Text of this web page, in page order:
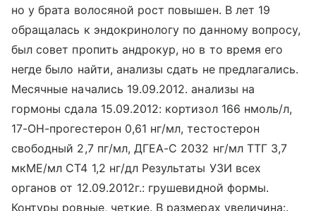
но у брата волосяной рост повышен. В лет 19
обращалась к эндокринологу по данному вопросу,
был совет пропить андрокур, но в то время его
негде было найти, анализы сдать не предлагались.
Месячные начались 19.09.2012. анализы на
гормоны сдала 15.09.2012: кортизол 166 нмоль/л,
17-ОН-прогестерон 0,61 нг/мл, тестостерон
свободный 2,7 пг/мл, ДГЕА-С 2032 нг/мл ТТГ 3,7
мкМЕ/мл СТ4 1,2 нг/дл Результаты УЗИ всех
органов от 12.09.2012г.: грушевидной формы.
Контуры ровные, четкие. В размерах увеличина:.